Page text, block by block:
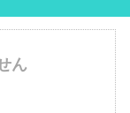
ん